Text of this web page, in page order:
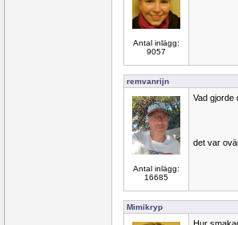
Antal inlägg:
9057
remvanrijn
Antal inlägg:
16685
Vad gjorde
det var
Mimikryp